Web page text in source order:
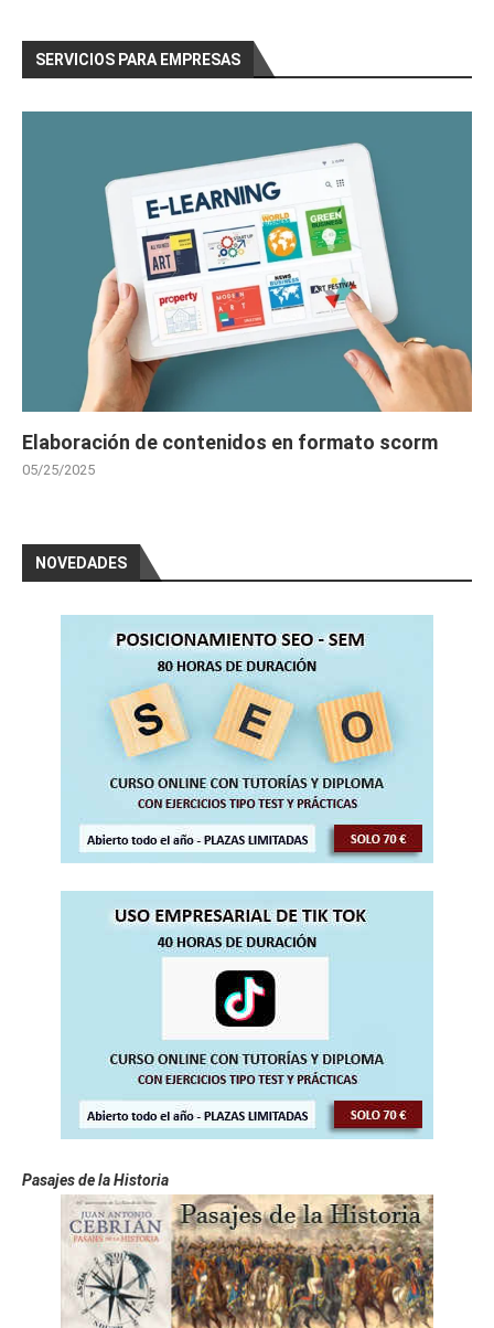
SERVICIOS PARA EMPRESAS
Elaboración de contenidos en formato scorm
05/25/2025
NOVEDADES
Pasajes de la Historia